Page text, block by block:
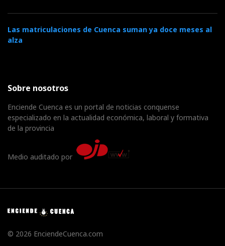
Las matriculaciones de Cuenca suman ya doce meses al
alza
Sobre nosotros
Enciende Cuenca es un portal de noticias conquense
especializado en la actualidad económica, laboral y formativa
de la provincia
Medio auditado por
© 2026 EnciendeCuenca.com